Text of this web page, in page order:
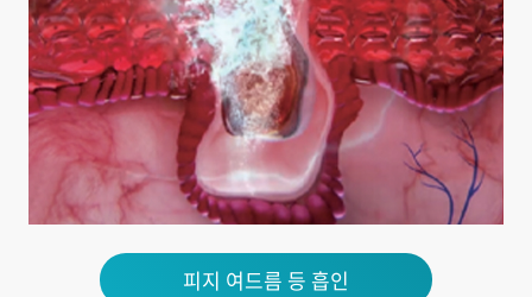
피지 여드름 등 흡인